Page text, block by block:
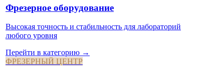
Фрезерное оборудование
Высокая точность и стабильность для лабораторий
любого уровня
Перейти в категорию →
ФРЕЗЕРНЫЙ ЦЕНТР